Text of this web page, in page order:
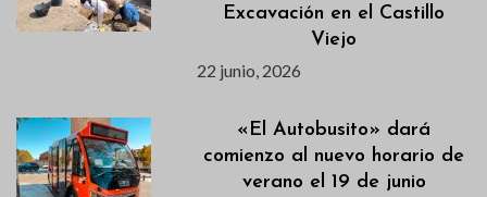
Excavación en el Castillo
Viejo
22 junio, 2026
«El Autobusito» dará
comienzo al nuevo horario de
verano el 19 de junio